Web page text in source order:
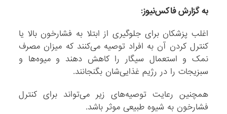
به گزارش فاکس‌نیوز:
اغلب پزشکان برای جلوگیری از ابتلا به فشارخون بالا یا
کنترل کردن آن به افراد توصیه می‌کنند که میزان مصرف
نمک و استعمال سیگار را کاهش دهند و میوه‌ها و
سبزیجات را در رژیم غذایی‌شان بگنجانند.
همچنین رعایت توصیه‌های زیر می‌تواند برای کنترل
فشارخون به شیوه طبیعی موثر باشد.